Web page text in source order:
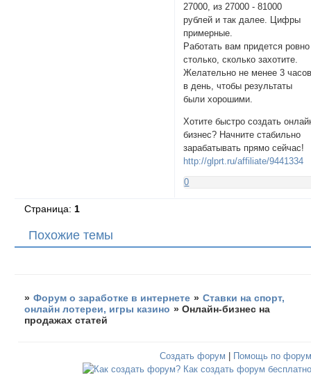
27000, из 27000 - 81000
рублей и так далее. Цифры
примерные.
Работать вам придется ровно
столько, сколько захотите.
Желательно не менее 3
в день, чтобы результаты
были хорошими.
Хотите быстро создать
бизнес? Начните стабильно
зарабатывать прямо сейчас!
http://glprt.ru/affiliate/9441334
0
Страница: 1
Похожие темы
» Форум о заработке в интернете » Ставки на спорт,
онлайн лотереи, игры казино »Онлайн-бизнес на
продажах статей
Создать форум | Помощь по